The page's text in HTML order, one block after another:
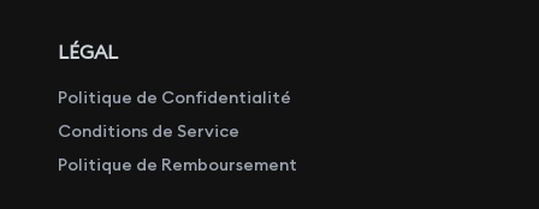
LÉGAL
Politique de Confidentialité
Conditions de Service
Politique de Remboursement